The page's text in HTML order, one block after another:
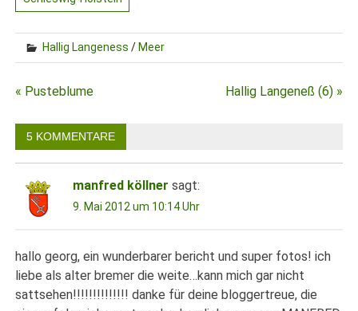
Hallig Langeness /Meer
Beitragsnavigation
« Pusteblume Hallig Langeneß (6) »
5 KOMMENTARE
manfred köllner sagt:
9. Mai 2012 um 10:14 Uhr
hallo georg, ein wunderbarer bericht und super fotos! ich
liebe als alter bremer die weite…kann mich gar nicht
sattsehen!!!!!!!!!!!!!! danke für deine bloggertreue, die